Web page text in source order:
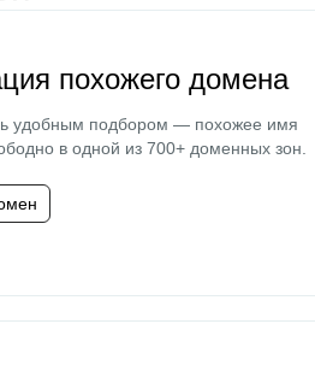
похожего домена
удобным подбором — похожее имя
в одной из 700+ доменных зон.